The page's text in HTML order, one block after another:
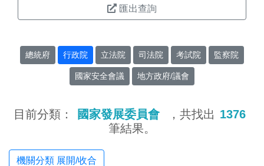
匯出查詢
總統府 行政院 立法院 司法院 考試院 監察院
國家安全會議 地方政府/議會
目前分類： 國家發展委員會 ，共找出 1376
筆結果。
機關分類 展開/收合